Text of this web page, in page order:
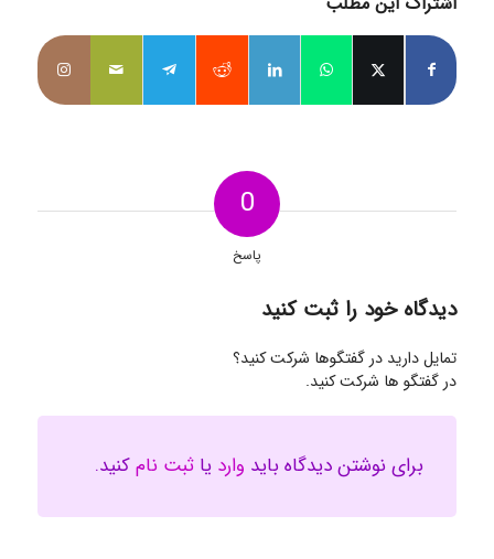
0
پاسخ
دیدگاه خود را ثبت کنید
تمایل دارید در گفتگوها شرکت کنید؟
در گفتگو ها شرکت کنید.
برای نوشتن دیدگاه باید وارد یا ثبت نامکنید.